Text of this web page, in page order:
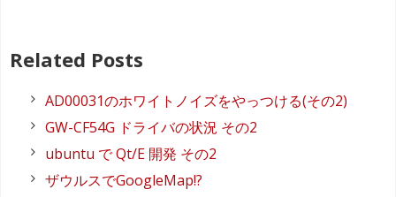
Related Posts
AD00031のホワイトノイズをやっつける(その2)
GW-CF54G ドライバの状況 その2
ubuntu で Qt/E 開発 その2
ザウルスでGoogleMap!?